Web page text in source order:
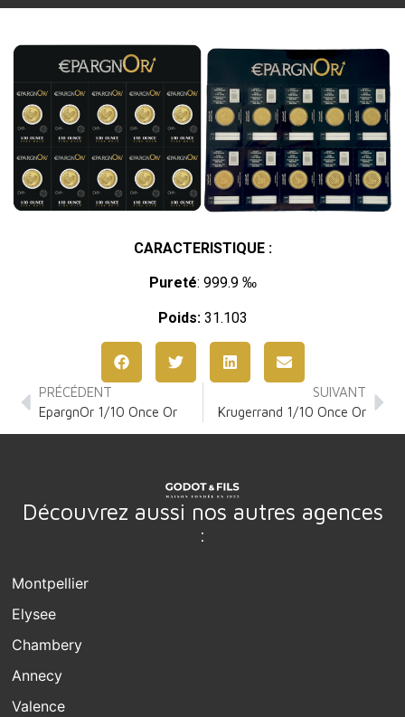
CARACTERISTIQUE :
Pureté: 999.9 ‰
Poids:31.103
PRÉCÉDENT
EpargnOr 1/10 Once Or
SUIVANT
Krugerrand 1/10 Once Or
Découvrez aussi nos autres agences
:
Montpellier
Elysee
Chambery
Annecy
Valence